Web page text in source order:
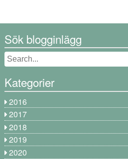
Sök blogginlägg
Kategorier
2016
2017
2018
2019
2020